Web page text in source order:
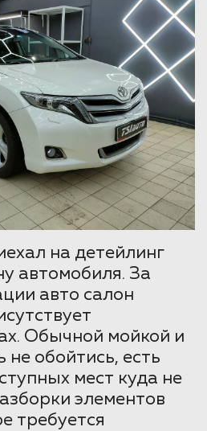
на детейлинг
автомобиля. За
авто салон
Обычной мойкой и
не обойтись, есть
мест куда не
элементов
требуется